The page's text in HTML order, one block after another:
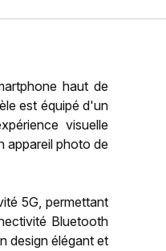
haut de
est équipé d'un
visuelle
appareil photo de
5G, permettant
Bluetooth
design élégant et